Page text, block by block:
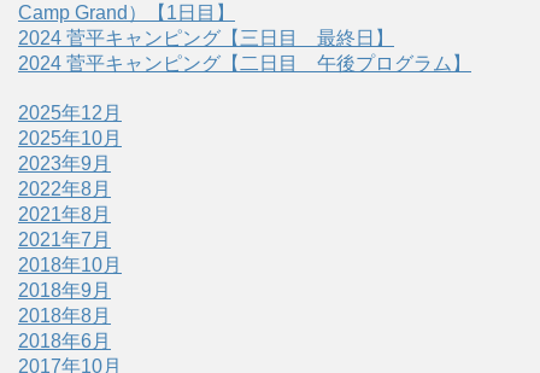
Camp Grand）【1日目】
2024 菅平キャンピング【三日目 最終日】
2024 菅平キャンピング【二日目 午後プログラム】
2025年12月
2025年10月
2023年9月
2022年8月
2021年8月
2021年7月
2018年10月
2018年9月
2018年8月
2018年6月
2017年10月